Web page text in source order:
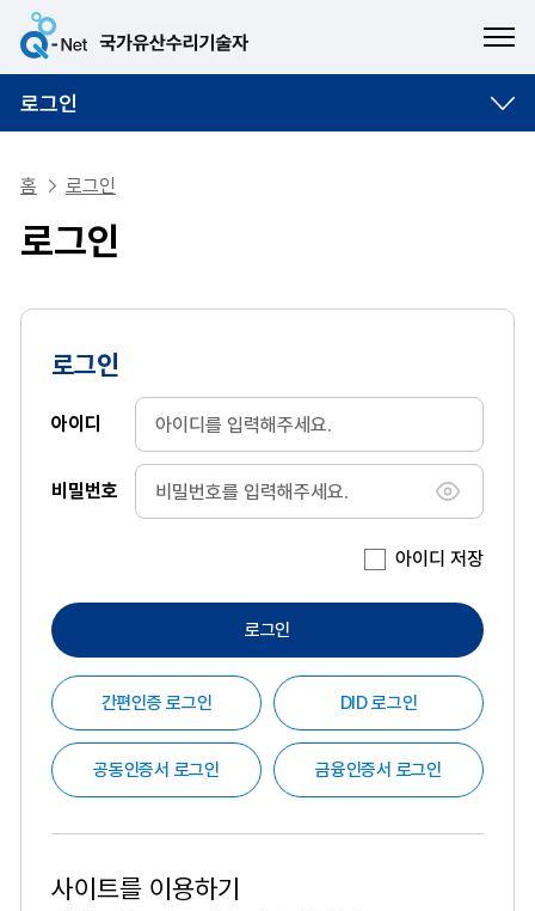
로그인
홈 로그인
로그인
로그인
아이디
비밀번호
비밀번호
아이디 저장
로그인
간편인증 로그인 DID 로그인
공동인증서 로그인 금융인증서 로그인
사이트를 이용하기